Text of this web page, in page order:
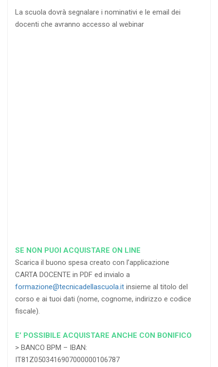
La scuola dovrà segnalare i nominativi e le email dei
docenti che avranno accesso al webinar
SE NON PUOI ACQUISTARE ON LINE
Scarica il buono spesa creato con l’applicazione
CARTA DOCENTE in PDF ed invialo a
formazione@tecnicadellascuola.it insieme al titolo del
corso e ai tuoi dati (nome, cognome, indirizzo e codice
fiscale).
E’ POSSIBILE ACQUISTARE ANCHE CON BONIFICO
> BANCO BPM – IBAN:
IT81Z0503416907000000106787